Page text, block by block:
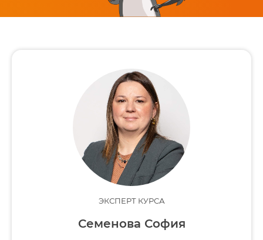
ЭКСПЕРТ КУРСА
Семенова София